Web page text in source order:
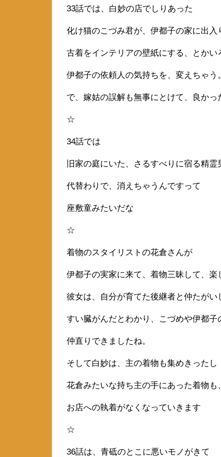
33話では、白妙の店でしりあった
化け猫のこづみ君が、伊都子の家に出入
古着をインテリアの壁紙にする、とかい
伊都子の依頼人の気持ちを、変えちゃう
で、嫁姑の誤解も無事にとけて、良かっ
☆
34話では
旧家の庭にいた、さるすべりに宿る精霊
代替わりで、消えちゃうんですって
座敷童みたいだな
☆
着物のスタイリストの花倉さんが
伊都子の実家に来て、着物三昧して、楽
彼女は、自分が育てた後継者と仲たがい
すい臓がんだとわかり、こづめや伊都子
仲直りできましたね。
そして白妙は、主の着物も集めきったし
花倉みたいな持ち主の手にあった着物
お店への執着がなくなっていきます
☆
36話は、青砥のとこに悪いモノがきて